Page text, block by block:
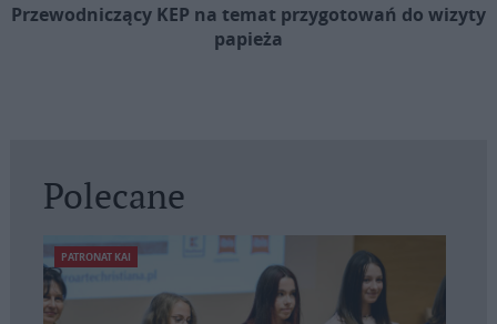
Przewodniczący KEP na temat przygotowań do wizyty
papieża
Polecane
PATRONAT KAI